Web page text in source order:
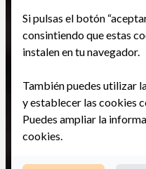
Si pulsas el botón
consintiendo que estas
instalen en tu navegador.
También puedes utilizar
y establecer las cookies
Puedes ampliar la
cookies.